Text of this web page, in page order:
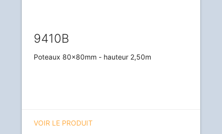
9410B
Poteaux 80x80mm - hauteur 2,50m
VOIR LE PRODUIT